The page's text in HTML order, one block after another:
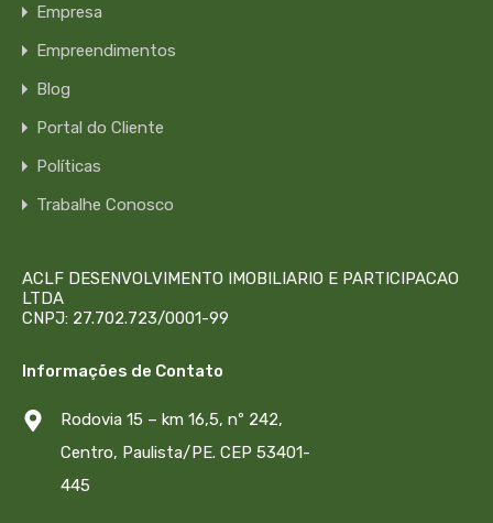
Empresa
Empreendimentos
Blog
Portal do Cliente
Políticas
Trabalhe Conosco
ACLF DESENVOLVIMENTO IMOBILIARIO E PARTICIPACAO
LTDA
CNPJ: 27.702.723/0001-99
Informações de Contato
Rodovia 15 – km 16,5, nº 242,
Centro, Paulista/PE. CEP 53401-
445